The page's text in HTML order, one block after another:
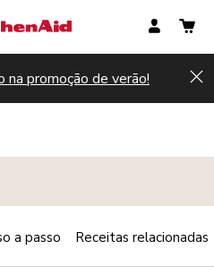
promoção de verão!
Print
a passo Receitas relacionadas